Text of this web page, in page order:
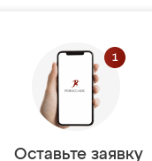
Оставьте заявку